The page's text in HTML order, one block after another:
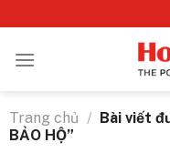
qua
nội
Trang chủ / Bài viết
BẢO HỘ”